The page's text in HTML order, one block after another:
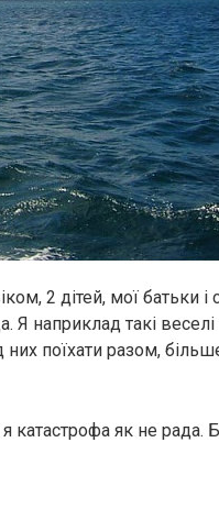
2 дітей, мої батьки і
Я наприклад такі
поїхати разом, більше
катастрофа як не рада.